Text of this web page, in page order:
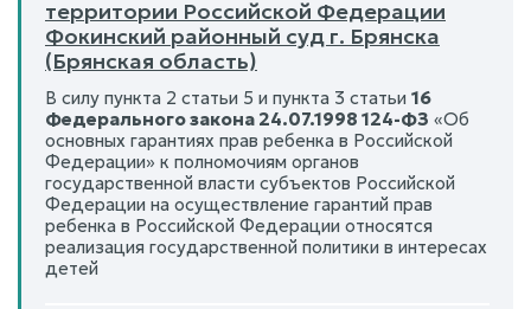
территории Российской Федерации
Фокинский районный суд г. Брянска
(Брянская область)
В силу пункта 2 статьи 5 и пункта 3 статьи 16
Федерального закона 24.07.1998 124-ФЗ «Об
основных гарантиях прав ребенка в Российской
Федерации» к полномочиям органов
государственной власти субъектов Российской
Федерации на осуществление гарантий прав
ребенка в Российской Федерации относятся
реализация государственной политики в интересах
детей